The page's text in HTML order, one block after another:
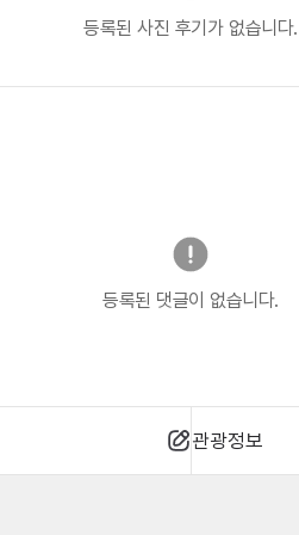
등록된 사진 후기가 없습니다.
등록된 댓글이 없습니다.
관광정보